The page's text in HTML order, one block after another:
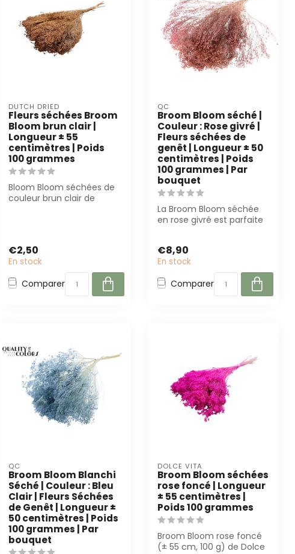
DUTCH DRIED
Fleurs séchées Broom
Bloom brun clair |
Longueur ± 55
centimètres | Poids
100 grammes
Bloom Bloom séchées de
couleur brun clair de
€2,50
En stock
Comparer
QC
Broom Bloom séché |
Couleur : Rose givré |
Fleurs séchées de
genêt | Longueur ± 50
centimètres | Poids
100 grammes | Par
bouquet
La Broom Bloom séchée
en rose givré est parfaite
€8,90
En stock
Comparer
QC
Broom Bloom Blanchi
Séché | Couleur : Bleu
Clair | Fleurs Séchées
de Genêt | Longueur ±
50 centimètres | Poids
100 grammes | Par
bouquet
DOLCE VITA
Broom Bloom séchées
rose foncé | Longueur
± 55 centimètres |
Poids 100 grammes
Broom Bloom rose foncé
(± 55 cm, 100 g) de Dolce